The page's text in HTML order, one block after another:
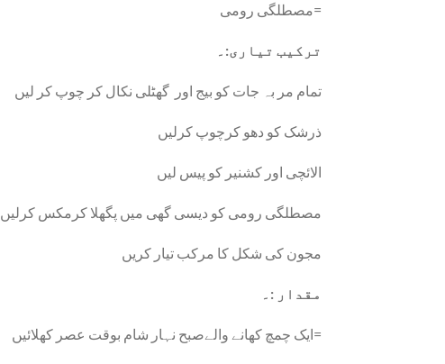
مصطلگی رومی=
ترکیب تیاری:۔
تمام مر بہ جات کو بیج اور گھٹلی نکال کر چوپ کر لیں
ذرشک کو دھو کرچوپ کرلیں
الائچی اور کشنیر کو پیس لیں
مصطلگی رومی کو دیسی گھی میں پگھلا کرمکس کرلیں
مجون کی شکل کا مرکب تیار کریں
مقدار :۔
ایک چمچ کھانے والےصبح نہار شام بوقت عصر کھلائیں=